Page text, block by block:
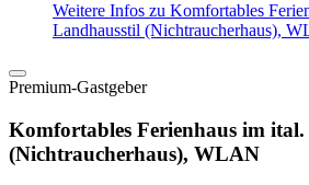
Weitere Infos zu Komfortables
Landhausstil (Nichtraucherhaus),
Premium-Gastgeber
Komfortables Ferienhaus im
(Nichtraucherhaus), WLAN